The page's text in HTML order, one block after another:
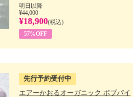
明日以降
¥44,000
¥18,900(税込)
57%OFF
先行予約受付中
エアーかおるオーガニック ボブパイ